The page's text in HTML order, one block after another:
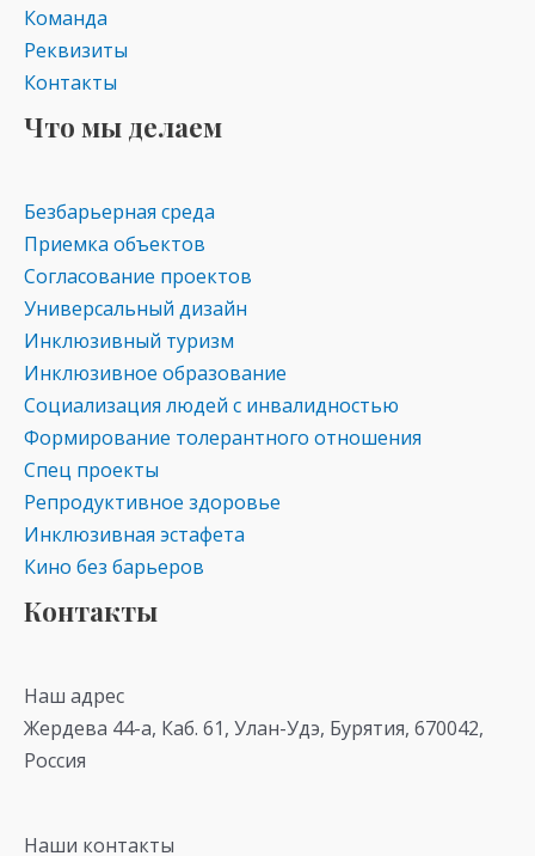
Команда
Реквизиты
Контакты
Что мы делаем
Безбарьерная среда
Приемка объектов
Согласование проектов
Универсальный дизайн
Инклюзивный туризм
Инклюзивное образование
Социализация людей с инвалидностью
Формирование толерантного отношения
Спец проекты
Репродуктивное здоровье
Инклюзивная эстафета
Кино без барьеров
Контакты
Наш адрес
Жердева 44-а, Каб. 61, Улан-Удэ, Бурятия, 670042,
Россия
Наши контакты